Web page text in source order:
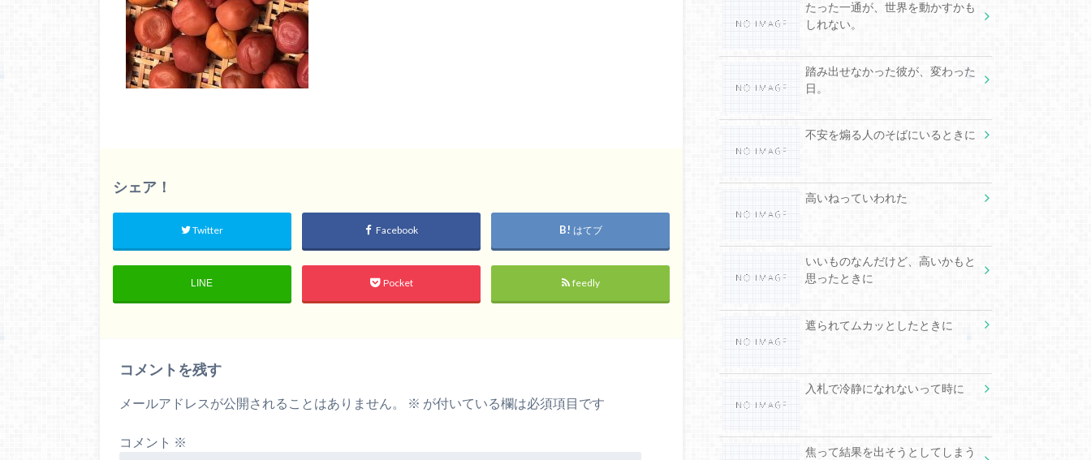
シェア！
Twitter Facebook はてブ
LINE Pocket feedly
コメントを残す
メールアドレスが公開されることはありません。 ※ が付いている欄は必須項目です
コメント ※
たった一通が、世界を動かすかも
しれない。
踏み出せなかった彼が、変わった
日。
不安を煽る人のそばにいるときに
高いねっていわれた
いいものなんだけど、高いかもと
思ったときに
遮られてムカッとしたときに
入札で冷静になれないって時に
焦って結果を出そうとしてしまう